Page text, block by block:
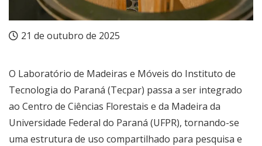
21 de outubro de 2025
O Laboratório de Madeiras e Móveis do Instituto de
Tecnologia do Paraná (Tecpar) passa a ser integrado
ao Centro de Ciências Florestais e da Madeira da
Universidade Federal do Paraná (UFPR), tornando-se
uma estrutura de uso compartilhado para pesquisa e